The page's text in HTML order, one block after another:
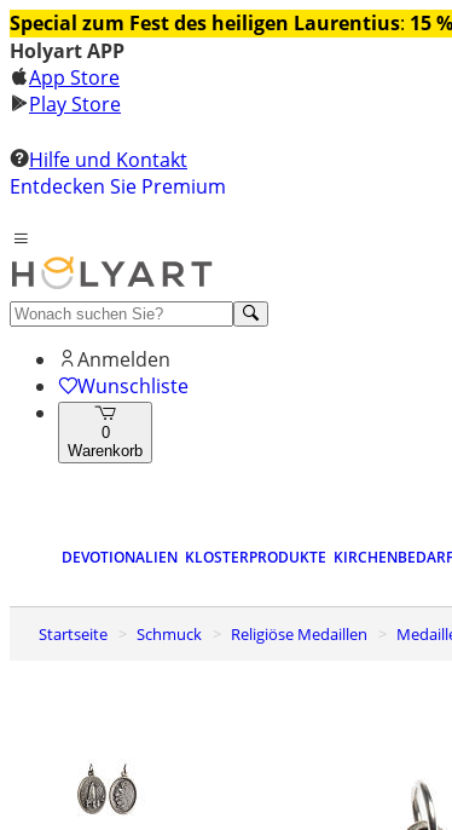
Special zum Fest des heiligen Laurentius: 15
Holyart APP
App Store
Play Store
Hilfe und Kontakt
Entdecken Sie Premium
Anmelden
Wunschliste
0
Warenkorb
DEVOTIONALIEN KLOSTERPRODUKTE KIRCHENBEDARF
Startseite Schmuck Religiöse Medaillen